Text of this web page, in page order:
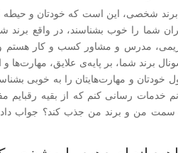
برند شخصی، این است که خودتان و
شما را خوب بشناسند، در واقع
کریمی، مدرس و مشاور کسب و کار
برند شما، بر پایه‌ی علایق،
خودتان و مهارت‌هایتان را به خوبی
رسانی کنم که از بقیه رقبایم
سمت من و برند من جذب کند؟ جواب